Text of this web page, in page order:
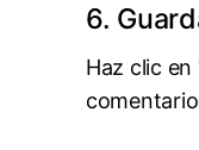
6.
Haz clic en